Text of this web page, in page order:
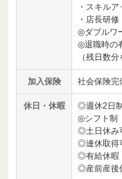
・スキル
・店長研修
◎ダブルワ
◎退職時の
（残日数
加入保険 社会保険完
休日・休暇
◎週休2日制
◎シフト制
◎土日休み
◎連休取得
◎有給休暇
◎産前産後